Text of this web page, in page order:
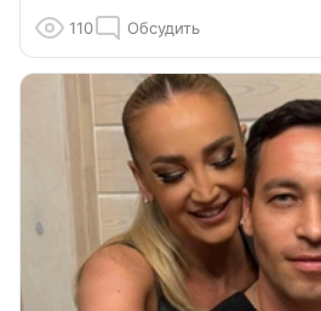
110 Обсудить